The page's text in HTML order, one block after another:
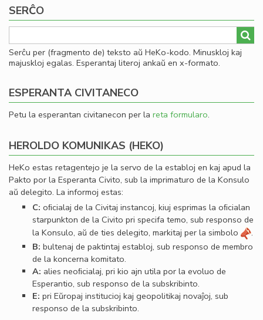
SERĈO
Serĉu per (fragmento de) teksto aŭ HeKo-kodo. Minuskloj kaj
majuskloj egalas. Esperantaj literoj ankaŭ en x-formato.
ESPERANTA CIVITANECO
Petu la esperantan civitanecon per la reta formularo.
HEROLDO KOMUNIKAS (HEKO)
HeKo estas retagentejo je la servo de la establoj en kaj apud la
Pakto por la Esperanta Civito, sub la imprimaturo de la Konsulo
aŭ delegito. La informoj estas:
C: oﬁcialaj de la Civitaj instancoj, kiuj esprimas la oﬁcialan
starpunkton de la Civito pri specifa temo, sub responso de
la Konsulo, aŭ de ties delegito, markitaj per la simbolo
.
B: bultenaj de paktintaj establoj, sub responso de membro
de la koncerna komitato.
A: alies neoﬁcialaj, pri kio ajn utila por la evoluo de
Esperantio, sub responso de la subskribinto.
E: pri Eŭropaj institucioj kaj geopolitikaj novaĵoj, sub
responso de la subskribinto.